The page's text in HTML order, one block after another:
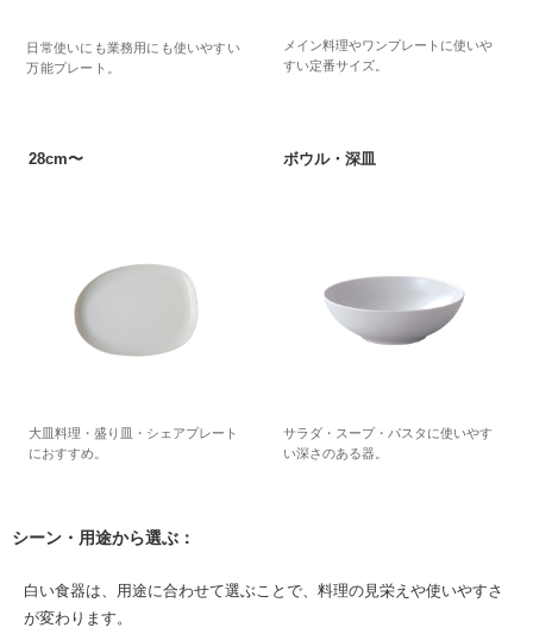
日常使いにも業務用にも使いやすい
万能プレート。
メイン料理やワンプレートに使いや
すい定番サイズ。
28cm〜
大皿料理・盛り皿・シェアプレート
におすすめ。
ボウル・深皿
サラダ・スープ・パスタに使いやす
い深さのある器。
シーン・用途から選ぶ：
白い食器は、用途に合わせて選ぶことで、料理の見栄えや使いやすさ
が変わります。